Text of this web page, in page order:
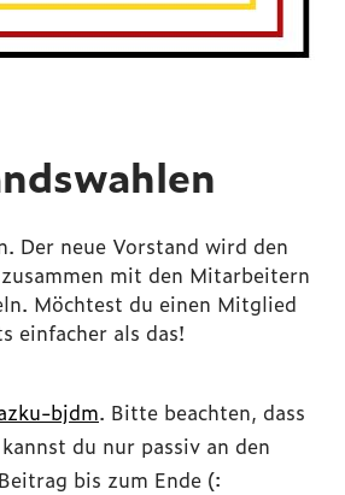
Der neue Vorstand wird den
mit den Mitarbeitern
Möchtest du einen Mitglied
einfacher als das!
bjdm. Bitte beachten, dass
du nur passiv an den
bis zum Ende (: